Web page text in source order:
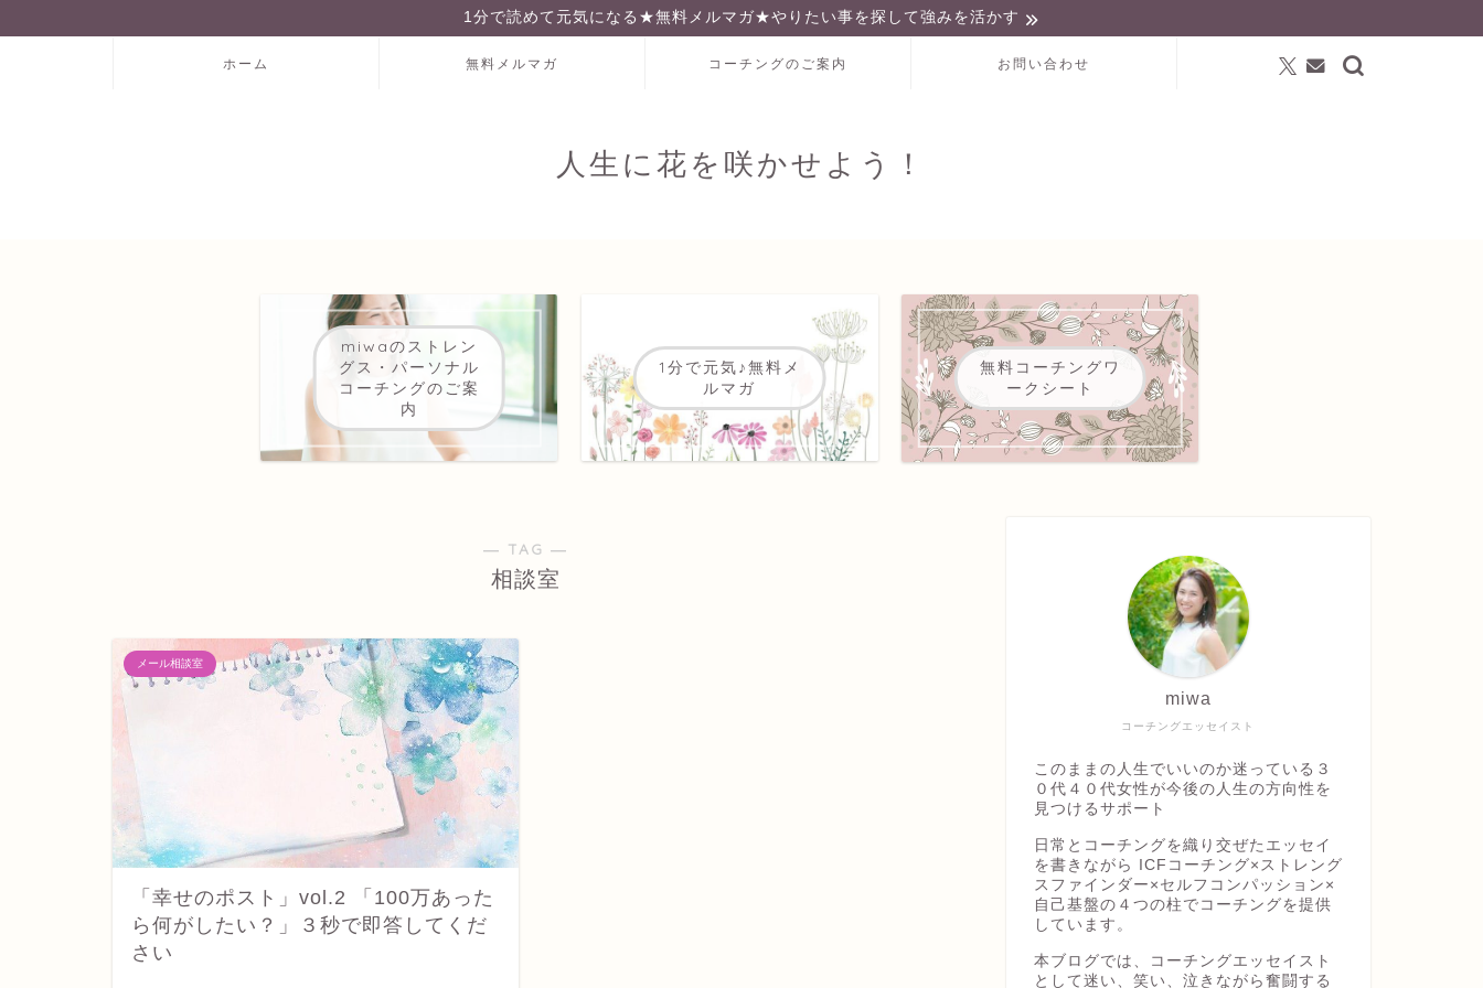
1分で読めて元気になる★無料メルマガ★やりたい事を探して強みを活かす
ホーム 無料メルマガ コーチングのご案内 お問い合わせ
人生に花を咲かせよう！
miwaのストレン
グス・パーソナル
コーチングのご案
内
1分で元気♪無料メ
ルマガ
無料コーチングワ
ークシート
― TAG ―
相談室
メール相談室
「幸せのポスト」vol.2 「100万あった
ら何がしたい？」３秒で即答してくだ
さい
コーチングエッセイスト
miwa
このままの人生でいいのか迷っている３
０代４０代女性が今後の人生の方向性を
見つけるサポート
日常とコーチングを織り交ぜたエッセイ
を書きながら ICFコーチング×ストレング
スファインダー×セルフコンパッション×
自己基盤の４つの柱でコーチングを提供
しています。
本ブログでは、コーチングエッセイスト
として迷い、笑い、泣きながら奮闘する